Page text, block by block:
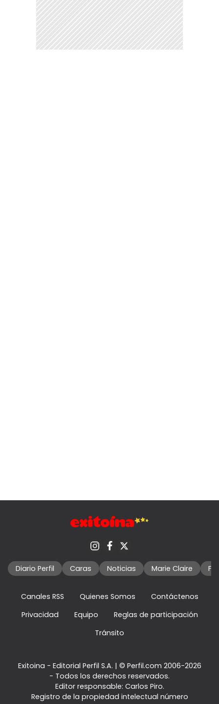
Diario Perfil Caras Noticias Marie Claire
Canales RSS Quienes Somos
Contáctenos
Privacidad
Equipo
Reglas de participación
Tránsito
Exitoina - Editorial Perfil S.A. | © Perfil.com 2006-2026
- Todos los derechos reservados.
Editor responsable: Carlos Piro.
Registro de la propiedad intelectual número